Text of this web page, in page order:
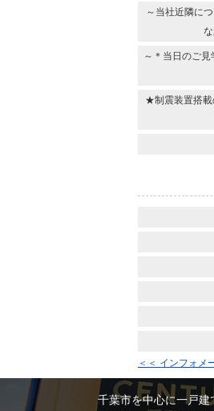
～当社近隣に
～＊当日のご
★制震装置搭載
＜＜ インフォメ
千葉市を中心に一戸